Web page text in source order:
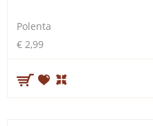
Polenta
€ 2,99